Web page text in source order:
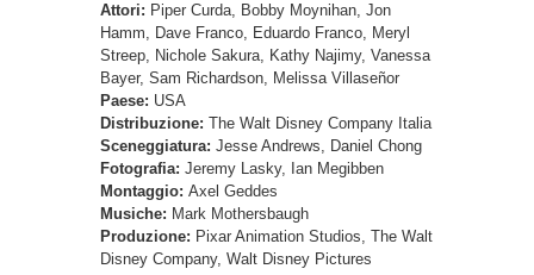
Attori: Piper Curda, Bobby Moynihan, Jon
Hamm, Dave Franco, Eduardo Franco, Meryl
Streep, Nichole Sakura, Kathy Najimy, Vanessa
Bayer, Sam Richardson, Melissa Villaseñor
Paese: USA
Distribuzione: The Walt Disney Company Italia
Sceneggiatura: Jesse Andrews, Daniel Chong
Fotografia: Jeremy Lasky, Ian Megibben
Montaggio: Axel Geddes
Musiche: Mark Mothersbaugh
Produzione: Pixar Animation Studios, The Walt
Disney Company, Walt Disney Pictures